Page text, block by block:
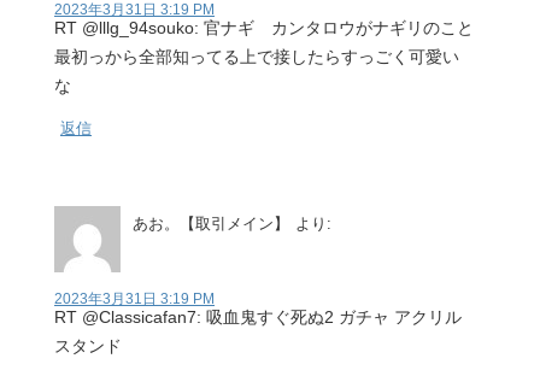
2023年3月31日 3:19 PM
RT @lllg_94souko: 官ナギ カンタロウがナギリのこと
最初っから全部知ってる上で接したらすっごく可愛い
な
返信
あお。【取引メイン】 より:
2023年3月31日 3:19 PM
RT @Classicafan7: 吸血鬼すぐ死ぬ2 ガチャ アクリル
スタンド